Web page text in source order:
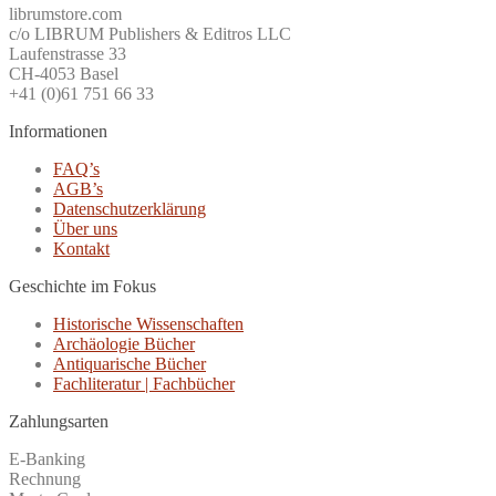
librumstore.com
c/o LIBRUM Publishers & Editros LLC
Laufenstrasse 33
CH-4053 Basel
+41 (0)61 751 66 33
Informationen
FAQ’s
AGB’s
Datenschutzerklärung
Über uns
Kontakt
Geschichte im Fokus
Historische Wissenschaften
Archäologie Bücher
Antiquarische Bücher
Fachliteratur | Fachbücher
Zahlungsarten
E-Banking
Rechnung